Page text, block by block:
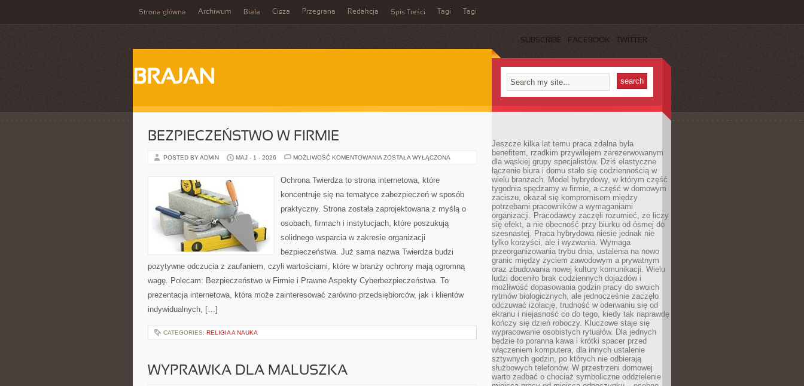
Strona główna Archiwum Biała Cisza Przegrana Redakcja Spis Treści Tagi Tagi
SUBSCRIBE FACEBOOK TWITTER
BRAJAN
BEZPIECZEŃSTWO W FIRMIE
POSTED BY ADMIN MAJ - 1 - 2026 MOŻLIWOŚĆ KOMENTOWANIA BEZPIECZEŃSTWO
ZOSTAŁA WYŁĄCZONA
Ochrona Twierdza to strona internetowa, które
koncentruje się na tematyce zabezpieczeń w sposób
praktyczny. Strona została zaprojektowana z myślą o
osobach, firmach i instytucjach, które poszukują
solidnego wsparcia w zakresie organizacji
bezpieczeństwa. Już sama nazwa Twierdza budzi
pozytywne odczucia z zaufaniem, czyli wartościami, które w branży ochrony mają ogromną
wagę. Polecam: Bezpieczeństwo w Firmie i Prawne Aspekty Cyberbezpieczeństwa. To
prezentacja internetowa, która może zainteresować zarówno przedsiębiorców, jak i klientów
indywidualnych, […]
CATEGORIES: RELIGIA A NAUKA
WYPRAWKA DLA MALUSZKA
Jeszcze kilka lat temu praca zdalna była
benefitem, rzadkim przywilejem zarezerwowanym
dla wąskiej grupy specjalistów. Dziś elastyczne
łączenie biura i domu stało się codziennością w
wielu branżach. Model hybrydowy, w którym część
tygodnia spędzamy w firmie, a część w domowym
zaciszu, okazał się kompromisem między
potrzebami pracowników a wymaganiami
organizacji. Pracodawcy zaczęli rozumieć, że liczy
się efekt, a nie obecność przy biurku od ósmej do
szesnastej. Praca hybrydowa niesie jednak nie
tylko korzyści, ale i wyzwania. Wymaga
przeorganizowania trybu dnia, ustalenia na nowo
granic między życiem zawodowym a prywatnym
oraz zbudowania nowej kultury komunikacji. Wielu
ludzi doceniło brak codziennych dojazdów i
możliwość dopasowania godzin pracy do swoich
rytmów biologicznych, ale jednocześnie zaczęło
odczuwać izolację, trudność w oderwaniu się od
ekranu i niejasność co do tego, kiedy tak naprawdę
kończy się dzień roboczy. Kluczowe staje się
wypracowanie osobistych rytuałów. Dla jednych
będzie to poranna kawa i krótki spacer przed
włączeniem komputera, dla innych ustalenie
sztywnych godzin, po których nie odbierają
służbowych telefonów. W przestrzeni domowej
warto zadbać o chociaż symboliczne oddzielenie